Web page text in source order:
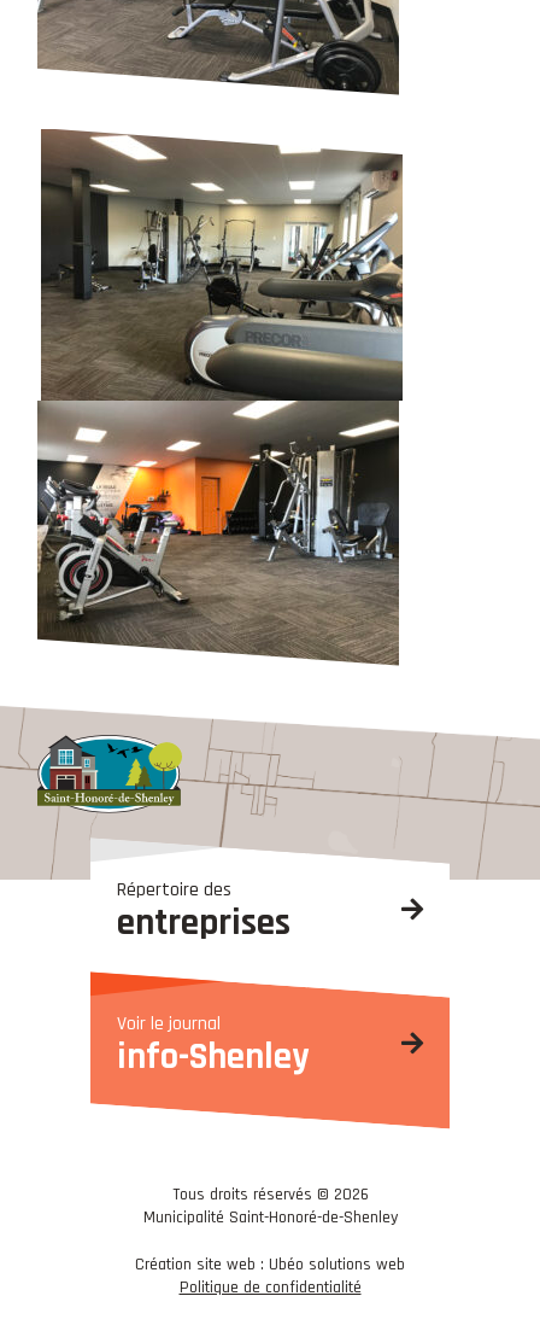
Répertoire des
entreprises
Voir le journal
info-Shenley
Tous droits réservés © 2026
Municipalité Saint-Honoré-de-Shenley
Création site web : Ubéo solutions web
Politique de confidentialité